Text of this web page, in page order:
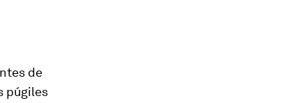
de
púgiles